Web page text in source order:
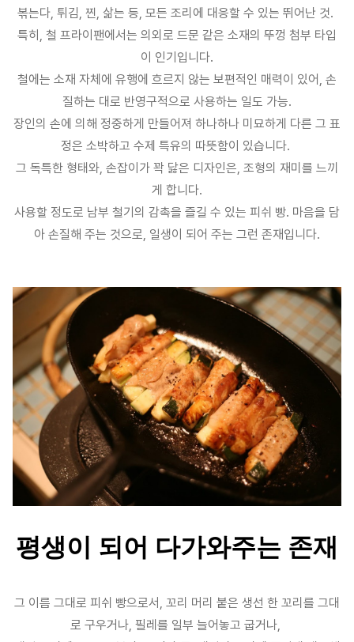
볶는다, 튀김, 찐, 삶는 등, 모든 조리에 대응할 수 있는 뛰어난 것.
특히, 철 프라이팬에서는 의외로 드문 같은 소재의 뚜껑 첨부 타입
이 인기입니다.
철에는 소재 자체에 유행에 흐르지 않는 보편적인 매력이 있어, 손
질하는 대로 반영구적으로 사용하는 일도 가능.
장인의 손에 의해 정중하게 만들어져 하나하나 미묘하게 다른 그 표
정은 소박하고 수제 특유의 따뜻함이 있습니다.
그 독특한 형태와, 손잡이가 꽉 닳은 디자인은, 조형의 재미를 느끼
게 합니다.
사용할 정도로 남부 철기의 감촉을 즐길 수 있는 피쉬 빵. 마음을 담
아 손질해 주는 것으로, 일생이 되어 주는 그런 존재입니다.
평생이 되어 다가와주는 존재
그 이름 그대로 피쉬 빵으로서, 꼬리 머리 붙은 생선 한 꼬리를 그대
로 구우거나, 필레를 일부 늘어놓고 굽거나,